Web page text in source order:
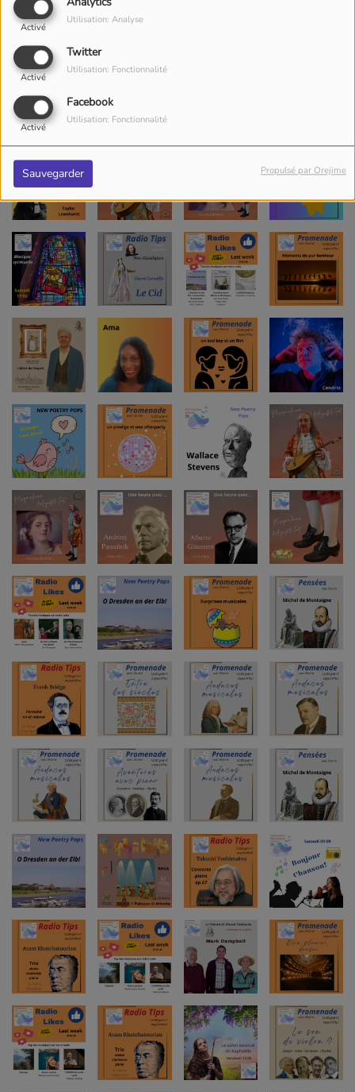
Activé
Utilisation: Analyse
Twitter
Activé
Utilisation: Fonctionnalité
Facebook
Activé
Utilisation: Fonctionnalité
Sauvegarder Propulsé par Orejime